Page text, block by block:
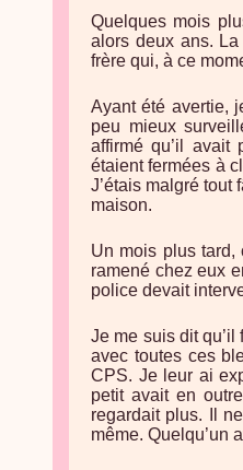
Quelques mois
alors deux ans.
frère qui, à ce
Ayant été avertie,
peu mieux
affirmé qu’il avait
étaient fermées à
J’étais malgré tout
maison.
Un mois plus tard,
ramené chez eux
police devait
Je me suis dit
avec toutes ces
CPS. Je leur ai
petit avait en
regardait plus. Il
même. Quelqu’un